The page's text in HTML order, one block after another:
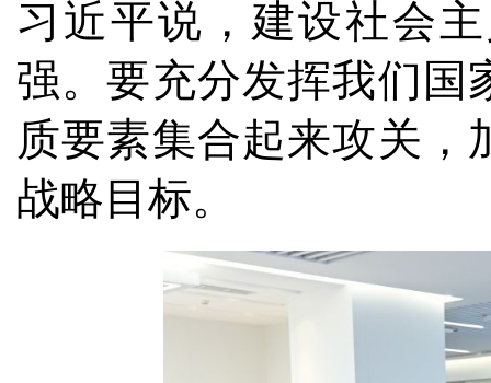
习近平说，建设社会
强。要充分发挥我们国
质要素集合起来攻关，
战略目标。